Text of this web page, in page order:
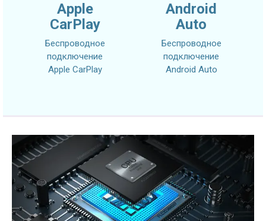
Apple
CarPlay
Беспроводное
подключение
Apple CarPlay
Android
Auto
Беспроводное
подключение
Android Auto